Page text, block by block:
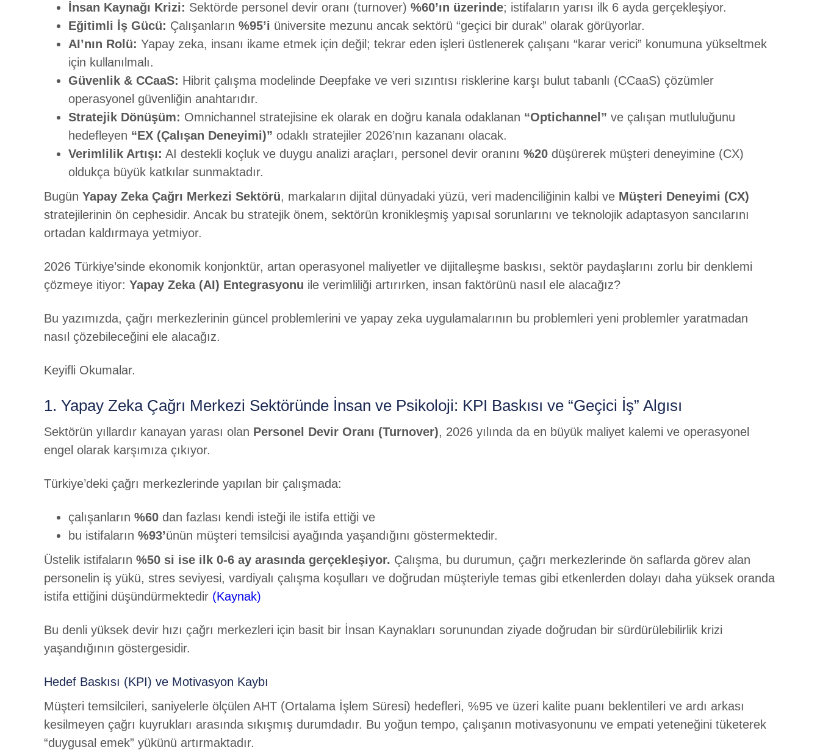
İnsan Kaynağı Krizi: Sektörde personel devir oranı (turnover) %60’ın üzerinde; istifaların yarısı ilk 6 ayda gerçekleşiyor.
Eğitimli İş Gücü: Çalışanların %95’i üniversite mezunu ancak sektörü “geçici bir durak” olarak görüyorlar.
AI’nın Rolü: Yapay zeka, insanı ikame etmek için değil; tekrar eden işleri üstlenerek çalışanı “karar verici” konumuna yükseltmek
için kullanılmalı.
Güvenlik & CCaaS: Hibrit çalışma modelinde Deepfake ve veri sızıntısı risklerine karşı bulut tabanlı (CCaaS) çözümler
operasyonel güvenliğin anahtarıdır.
Stratejik Dönüşüm: Omnichannel stratejisine ek olarak en doğru kanala odaklanan “Optichannel” ve çalışan mutluluğunu
hedefleyen “EX (Çalışan Deneyimi)” odaklı stratejiler 2026’nın kazananı olacak.
Verimlilik Artışı: AI destekli koçluk ve duygu analizi araçları, personel devir oranını %20 düşürerek müşteri deneyimine (CX)
oldukça büyük katkılar sunmaktadır.
Bugün Yapay Zeka Çağrı Merkezi Sektörü, markaların dijital dünyadaki yüzü, veri madenciliğinin kalbi ve Müşteri Deneyimi (CX)
stratejilerinin ön cephesidir. Ancak bu stratejik önem, sektörün kronikleşmiş yapısal sorunlarını ve teknolojik adaptasyon sancılarını
ortadan kaldırmaya yetmiyor.
2026 Türkiye’sinde ekonomik konjonktür, artan operasyonel maliyetler ve dijitalleşme baskısı, sektör paydaşlarını zorlu bir denklemi
çözmeye itiyor: Yapay Zeka (AI) Entegrasyonu ile verimliliği artırırken, insan faktörünü nasıl ele alacağız?
Bu yazımızda, çağrı merkezlerinin güncel problemlerini ve yapay zeka uygulamalarının bu problemleri yeni problemler yaratmadan
nasıl çözebileceğini ele alacağız.
Keyifli Okumalar.
1. Yapay Zeka Çağrı Merkezi Sektöründe İnsan ve Psikoloji: KPI Baskısı ve “Geçici İş” Algısı
Sektörün yıllardır kanayan yarası olan Personel Devir Oranı (Turnover), 2026 yılında da en büyük maliyet kalemi ve operasyonel
engel olarak karşımıza çıkıyor.
Türkiye’deki çağrı merkezlerinde yapılan bir çalışmada:
çalışanların %60 dan fazlası kendi isteği ile istifa ettiği ve
bu istifaların %93’ünün müşteri temsilcisi ayağında yaşandığını göstermektedir.
Üstelik istifaların %50 si ise ilk 0-6 ay arasında gerçekleşiyor. Çalışma, bu durumun, çağrı merkezlerinde ön saflarda görev alan
personelin iş yükü, stres seviyesi, vardiyalı çalışma koşulları ve doğrudan müşteriyle temas gibi etkenlerden dolayı daha yüksek oranda
istifa ettiğini düşündürmektedir (Kaynak)
Bu denli yüksek devir hızı çağrı merkezleri için basit bir İnsan Kaynakları sorunundan ziyade doğrudan bir sürdürülebilirlik krizi
yaşandığının göstergesidir.
Hedef Baskısı (KPI) ve Motivasyon Kaybı
Müşteri temsilcileri, saniyelerle ölçülen AHT (Ortalama İşlem Süresi) hedefleri, %95 ve üzeri kalite puanı beklentileri ve ardı arkası
kesilmeyen çağrı kuyrukları arasında sıkışmış durumdadır. Bu yoğun tempo, çalışanın motivasyonunu ve empati yeteneğini tüketerek
“duygusal emek” yükünü artırmaktadır.